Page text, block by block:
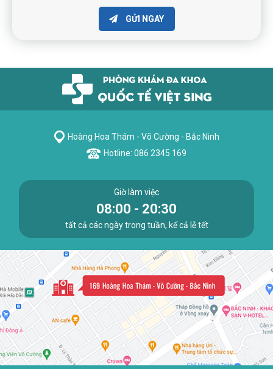
GỬI NGAY
Hoàng Hoa Thám - Võ Cường - Bắc Ninh
Hotline: 086 2345 169
Giờ làm việc
08:00 - 20:30
tất cả các ngày trong tuần, kể cả lễ tết